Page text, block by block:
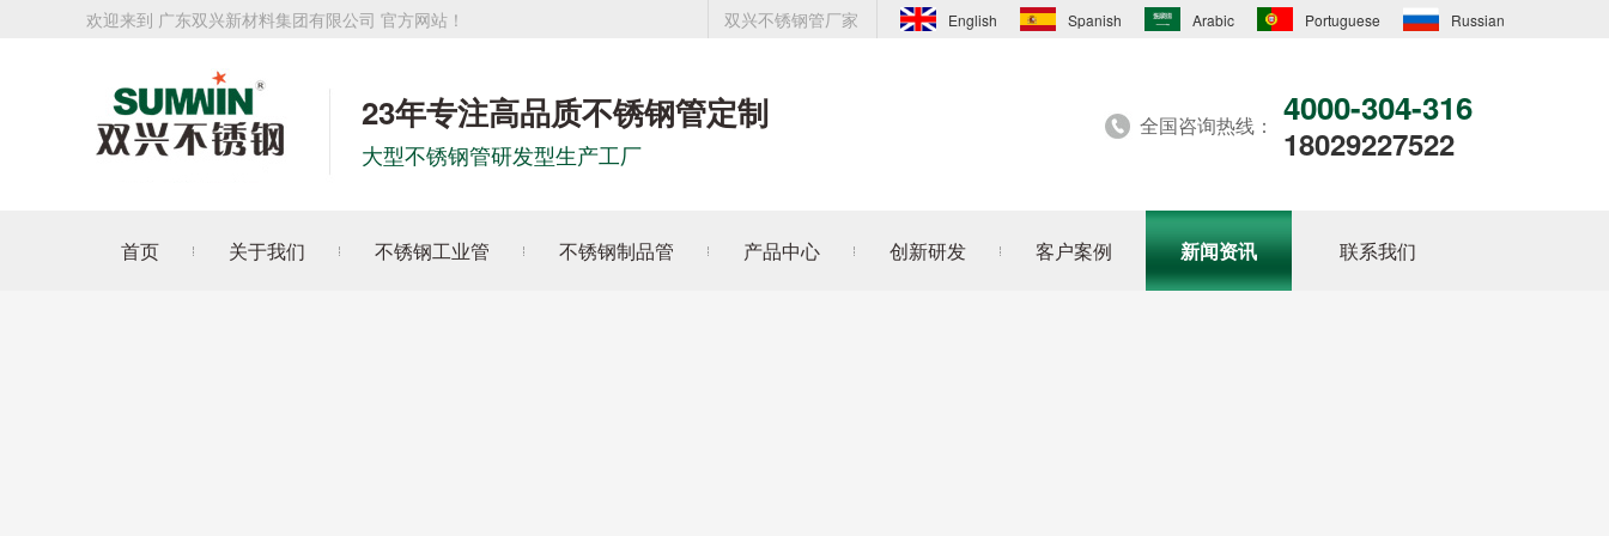
双兴不锈钢管厂家 English Spanish Arabic Portuguese Russian
欢迎来到 广东双兴新材料集团有限公司 官方网站！
23年专注高品质不锈钢管定制
大型不锈钢管研发型生产工厂
全国咨询热线： 4000-304-316
18029227522
首页 关于我们 不锈钢工业管 不锈钢制品管 产品中心 创新研发 客户案例 新闻资讯 联系我们